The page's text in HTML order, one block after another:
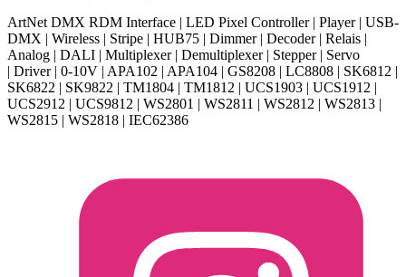
ArtNet DMX RDM Interface | LED Pixel Controller | Player | USB-
DMX | Wireless | Stripe | HUB75 | Dimmer | Decoder | Relais |
Analog | DALI | Multiplexer | Demultiplexer | Stepper | Servo
| Driver | 0-10V | APA102 | APA104 | GS8208 | LC8808 | SK6812 |
SK6822 | SK9822 | TM1804 | TM1812 | UCS1903 | UCS1912 |
UCS2912 | UCS9812 | WS2801 | WS2811 | WS2812 | WS2813 |
WS2815 | WS2818 | IEC62386